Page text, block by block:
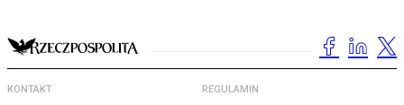
KONTAKT REGULAMIN